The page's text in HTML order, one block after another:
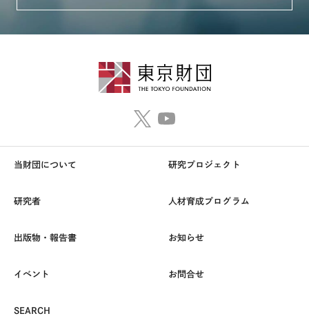
当財団について 研究プロジェクト
研究者 人材育成プログラム
出版物・報告書 お知らせ
イベント お問合せ
SEARCH